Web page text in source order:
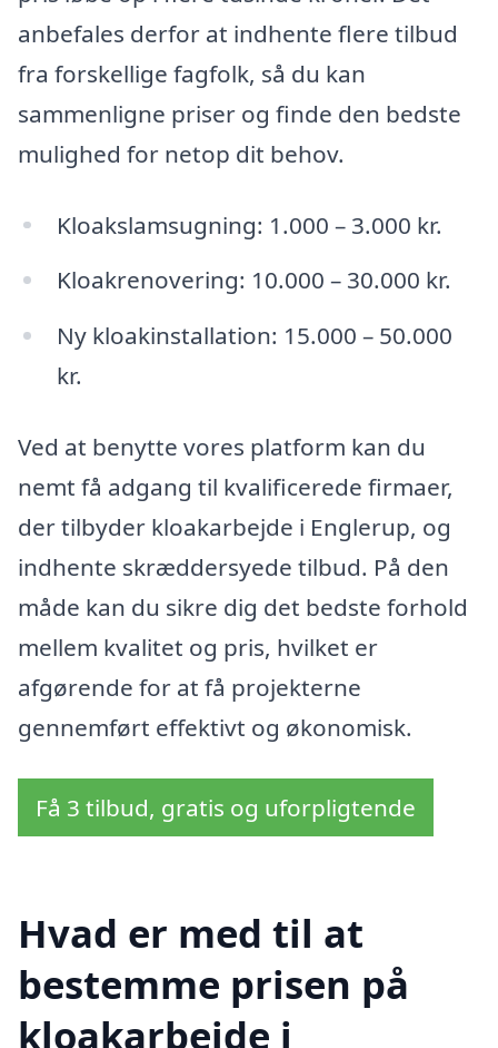
anbefales derfor at indhente flere tilbud
fra forskellige fagfolk, så du kan
sammenligne priser og finde den bedste
mulighed for netop dit behov.
Kloakslamsugning: 1.000 – 3.000 kr.
Kloakrenovering: 10.000 – 30.000 kr.
Ny kloakinstallation: 15.000 – 50.000
kr.
Ved at benytte vores platform kan du
nemt få adgang til kvalificerede firmaer,
der tilbyder kloakarbejde i Englerup, og
indhente skræddersyede tilbud. På den
måde kan du sikre dig det bedste forhold
mellem kvalitet og pris, hvilket er
afgørende for at få projekterne
gennemført effektivt og økonomisk.
Få 3 tilbud, gratis og uforpligtende
Hvad er med til at
bestemme prisen på
kloakarbejde i